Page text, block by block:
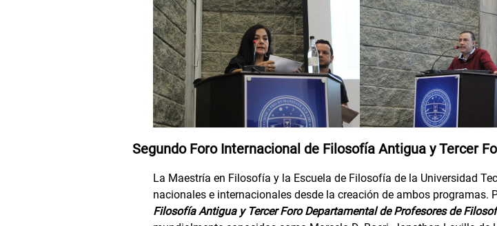
Segundo Foro Internacional de Filosofía Antigua y Tercer
La Maestría en Filosofía y la Escuela de Filosofía de la Universidad
nacionales e internacionales desde la creación de ambos programas.
Filosofía Antigua y Tercer Foro Departamental de Profesores de